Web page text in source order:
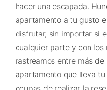
hacer una escapada.
apartamento a tu gusto
disfrutar, sin importar si
cualquier parte y con los
rastreamos entre más
apartamento que lleva
ocupas de realizar la